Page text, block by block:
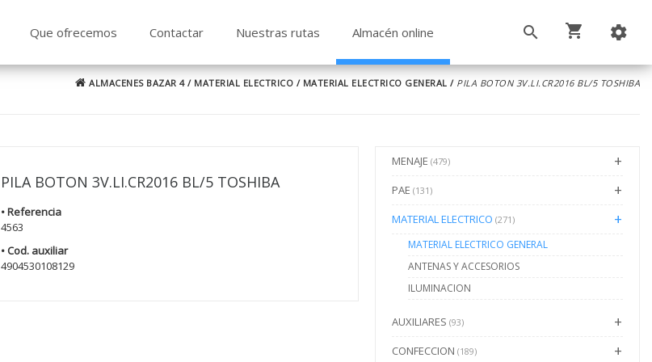
Que ofrecemos Contactar Nuestras rutas Almacén online
ALMACENES BAZAR 4/ MATERIAL ELECTRICO / MATERIAL ELECTRICO GENERAL / PILA BOTON 3V.LI.CR2016 BL/5 TOSHIBA
MENAJE (479)
PAE (131)
MATERIAL ELECTRICO (271)
MATERIAL ELECTRICO GENERAL
ANTENAS Y ACCESORIOS
ILUMINACION
AUXILIARES (93)
CONFECCION (189)
PILA BOTON 3V.LI.CR2016 BL/5 TOSHIBA
• Referencia
4563
• Cod. auxiliar
4904530108129